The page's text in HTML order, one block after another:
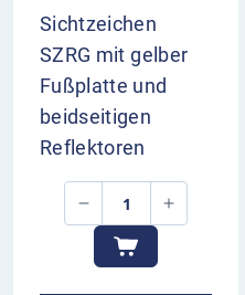
Sichtzeichen
SZRG mit gelber
Fußplatte und
beidseitigen
Reflektoren